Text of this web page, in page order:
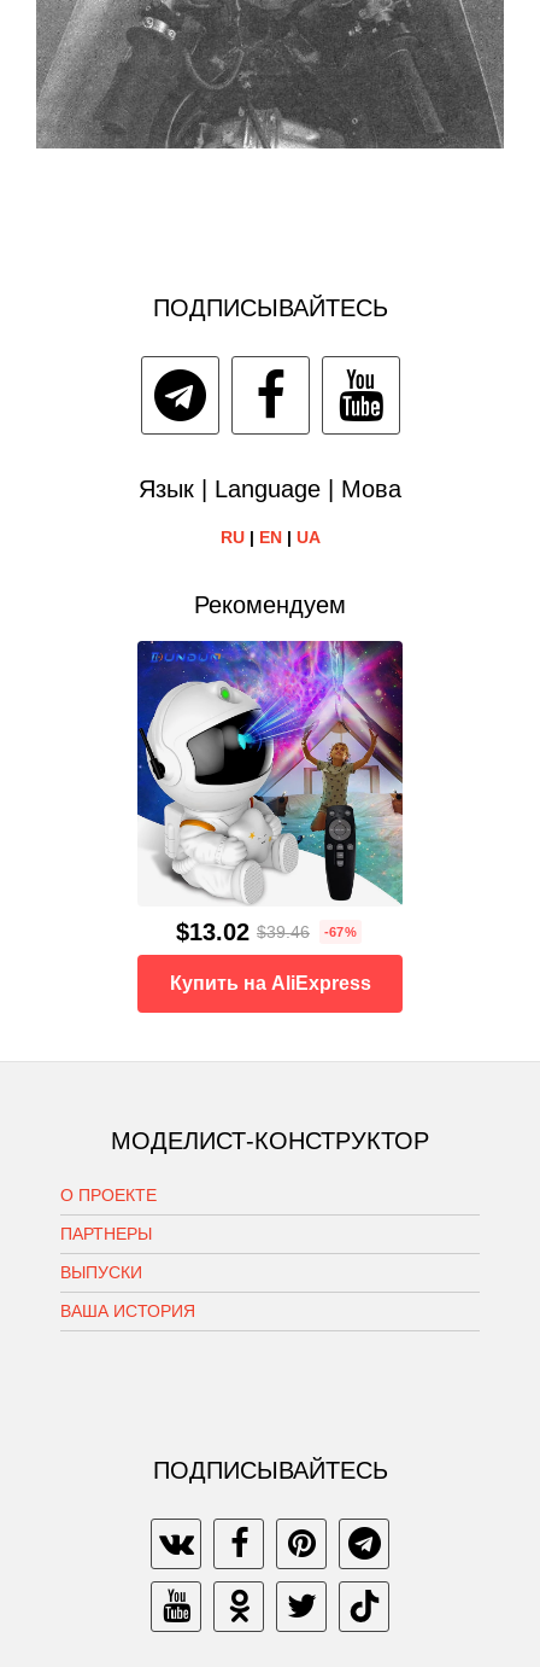
ПОДПИСЫВАЙТЕСЬ
Язык | Language | Мова
RU| EN| UA
Рекомендуем
$13.02 $39.46 -67%
Купить на AliExpress
МОДЕЛИСТ-КОНСТРУКТОР
О ПРОЕКТЕ
ПАРТНЕРЫ
ВЫПУСКИ
ВАША ИСТОРИЯ
ПОДПИСЫВАЙТЕСЬ